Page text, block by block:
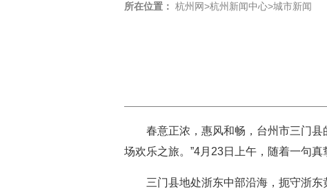
所在位置： 杭州网>杭州新闻中心>城市新闻
春意正浓，惠风和畅，台州市三门县
场欢乐之旅。”4月23日上午，随着一句
三门县地处浙东中部沿海，扼守浙